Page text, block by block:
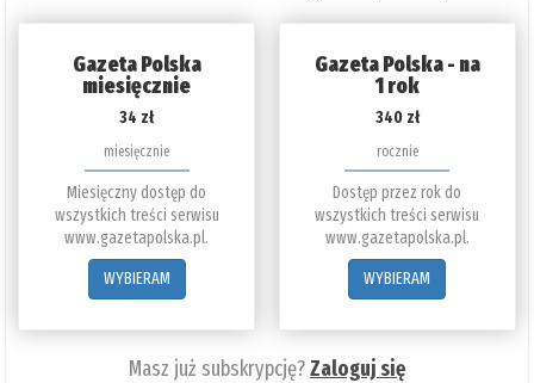
Gazeta Polska
miesięcznie
34 zł
miesięcznie
Miesięczny dostęp do
wszystkich treści serwisu
www.gazetapolska.pl.
WYBIERAM
Gazeta Polska - na
1 rok
340 zł
rocznie
Dostęp przez rok do
wszystkich treści serwisu
www.gazetapolska.pl.
WYBIERAM
Masz już subskrypcję?Zaloguj się